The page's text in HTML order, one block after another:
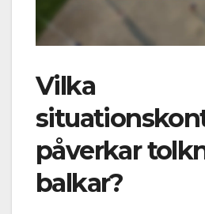
Vilka
påverkar
balkar?